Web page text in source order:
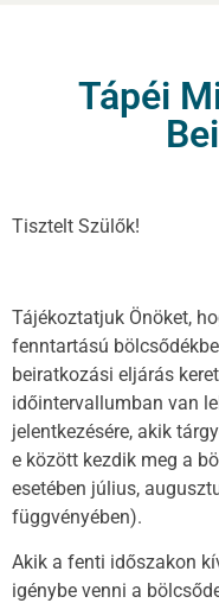
Tápéi
Tisztelt Szülők!
Tájékoztatjuk Önöket,
fenntartású
beiratkozási eljárás
időintervallumban van
jelentkezésére, akik
e között kezdik meg a
esetében július,
függvényében).
Akik a fenti időszakon
igénybe venni a